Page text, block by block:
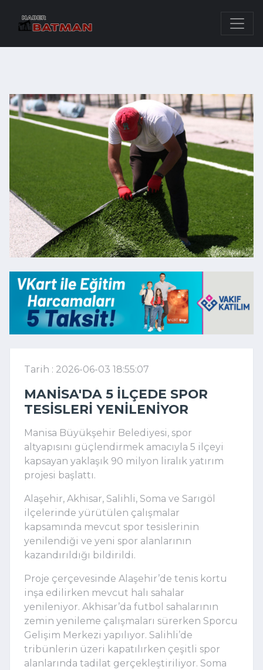
Tarih : 2026-06-03 18:55:07
MANISA'DA 5 ILÇEDE SPOR
TESISLERI YENILENIYOR
Manisa Büyükşehir Belediyesi, spor
altyapısını güçlendirmek amacıyla 5 ilçeyi
kapsayan yaklaşık 90 milyon liralık yatırım
projesi başlattı.
Alaşehir, Akhisar, Salihli, Soma ve Sarıgöl
ilçelerinde yürütülen çalışmalar
kapsamında mevcut spor tesislerinin
yenilendiği ve yeni spor alanlarının
kazandırıldığı bildirildi.
Proje çerçevesinde Alaşehir’de tenis kortu
inşa edilirken mevcut halı sahalar
yenileniyor. Akhisar’da futbol sahalarının
zemin yenileme çalışmaları sürerken Sporcu
Gelişim Merkezi yapılıyor. Salihli’de
tribünlerin üzeri kapatılırken çeşitli spor
alanlarında tadilat gerçekleştiriliyor. Soma